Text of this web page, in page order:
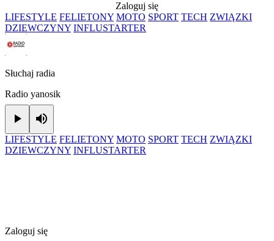
Zaloguj się
LIFESTYLE FELIETONY MOTO SPORT TECH ZWIĄZKI
DZIEWCZYNY INFLUSTARTER
Słuchaj radia
Radio yanosik
Play
LIFESTYLE FELIETONY MOTO SPORT TECH ZWIĄZKI
DZIEWCZYNY INFLUSTARTER
Zaloguj się